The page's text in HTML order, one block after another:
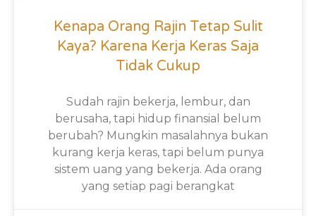
Kenapa Orang Rajin Tetap Sulit
Kaya? Karena Kerja Keras Saja
Tidak Cukup
Sudah rajin bekerja, lembur, dan
berusaha, tapi hidup finansial belum
berubah? Mungkin masalahnya bukan
kurang kerja keras, tapi belum punya
sistem uang yang bekerja. Ada orang
yang setiap pagi berangkat